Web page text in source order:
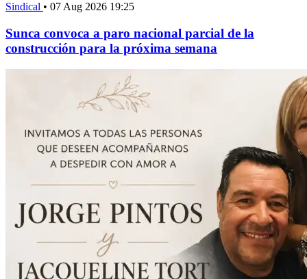
Sindical • 07 Aug 2026 19:25
Sunca convoca a paro nacional parcial de la
construcción para la próxima semana